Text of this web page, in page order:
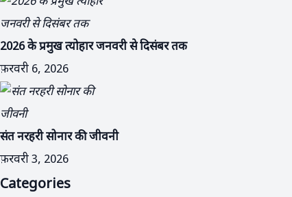
2026 के प्रमुख त्योहार जनवरी से दिसंबर तक
फ़रवरी 6, 2026
संत नरहरी सोनार की जीवनी
फ़रवरी 3, 2026
Categories